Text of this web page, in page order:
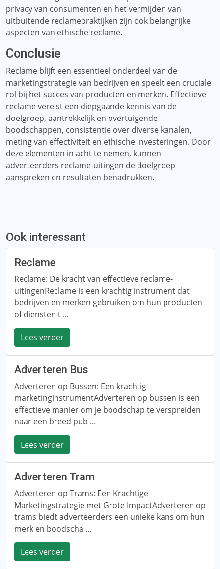
privacy van consumenten en het vermijden van
uitbuitende reclamepraktijken zijn ook belangrijke
aspecten van ethische reclame.
Conclusie
Reclame blijft een essentieel onderdeel van de
marketingstrategie van bedrijven en speelt een cruciale
rol bij het succes van producten en merken. Effectieve
reclame vereist een diepgaande kennis van de
doelgroep, aantrekkelijk en overtuigende
boodschappen, consistentie over diverse kanalen,
meting van effectiviteit en ethische investeringen. Door
deze elementen in acht te nemen, kunnen
adverteerders reclame-uitingen de doelgroep
aanspreken en resultaten benadrukken.
Ook interessant
Reclame
Reclame: De kracht van effectieve reclame-
uitingenReclame is een krachtig instrument dat
bedrijven en merken gebruiken om hun producten
of diensten t ...
Lees verder
Adverteren Bus
Adverteren op Bussen: Een krachtig
marketinginstrumentAdverteren op bussen is een
effectieve manier om je boodschap te verspreiden
naar een breed pub ...
Lees verder
Adverteren Tram
Adverteren op Trams: Een Krachtige
Marketingstrategie met Grote ImpactAdverteren op
trams biedt adverteerders een unieke kans om hun
merk en boodscha ...
Lees verder